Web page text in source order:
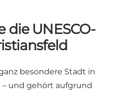
die UNESCO-
besondere Stadt in
– und gehört aufgrund